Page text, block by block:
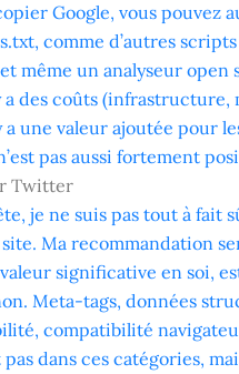
Google, vous pouvez
comme d’autres
même un analyseur open
a des coûts
a une valeur ajoutée pour
pas aussi fortement
Twitter
je ne suis pas tout à fait
Ma recommandation
significative en soi,
Meta-tags, données
compatibilité
dans ces catégories,